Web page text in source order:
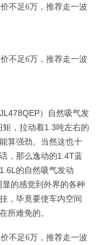
）自然吸气发
，拉动着1.3吨左右的
算强劲。当然这也十
，那么逸动的1.4T蓝
的自然吸气发动
的感觉到外界的各种
，毕竟要使车内空间
所难免的。